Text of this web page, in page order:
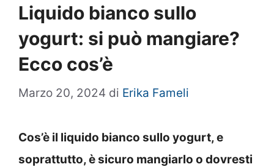
Liquido bianco sullo
yogurt: si può mangiare?
Ecco cos’è
Marzo 20, 2024 di Erika Fameli
Cos’è il liquido bianco sullo yogurt, e
soprattutto, è sicuro mangiarlo o dovresti